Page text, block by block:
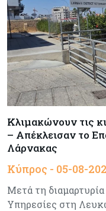
Κύπρος
Αυξημένος
εργασιών
Κύπρος
640
Κόσμος
Wall
off, όπως το
Κλιμακώνουν τις
– Απέκλεισαν το
Λάρνακας
Κύπρος - 05-08-
Μετά τη
Υπηρεσίες στη